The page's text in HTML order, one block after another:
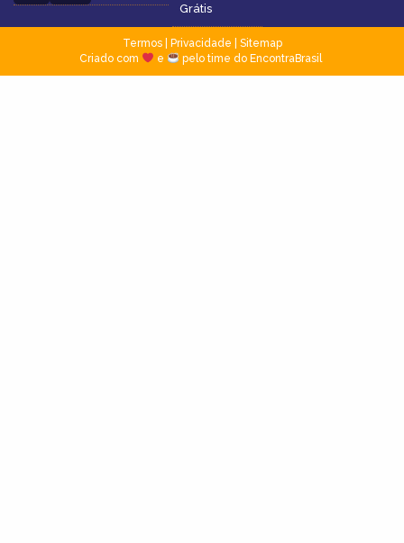
Grátis
Termos| Privacidade
Sitemap
Criado com
e pelo time do EncontraBrasil